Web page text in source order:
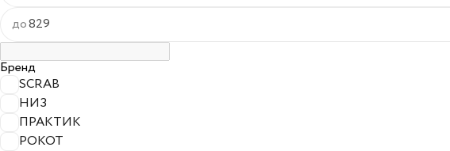
до
Бренд
SCRAB
НИЗ
ПРАКТИК
РОКОТ